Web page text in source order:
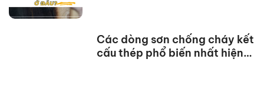
Các dòng sơn chống cháy kết
cấu thép phổ biến nhất hiện